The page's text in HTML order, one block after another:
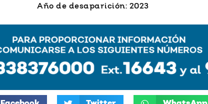
Año de desaparición: 2023